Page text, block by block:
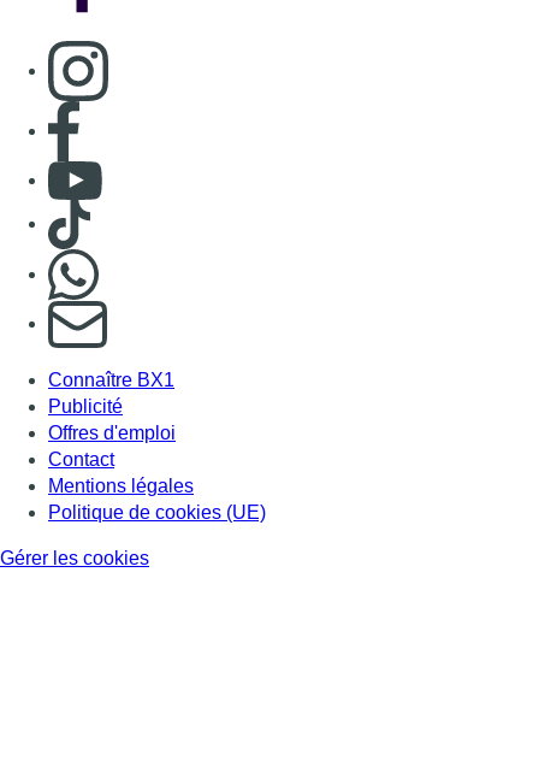
Consulter page Instagram
Consulter page Facebook
Consulter Youtube
Consulter TikTok
S'abonner à notre newsletter
Connaître BX1
Publicité
Offres d'emploi
Contact
Mentions légales
Politique de cookies (UE)
Gérer les cookies